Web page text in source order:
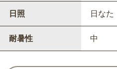
日照 日なた
耐暑性 中